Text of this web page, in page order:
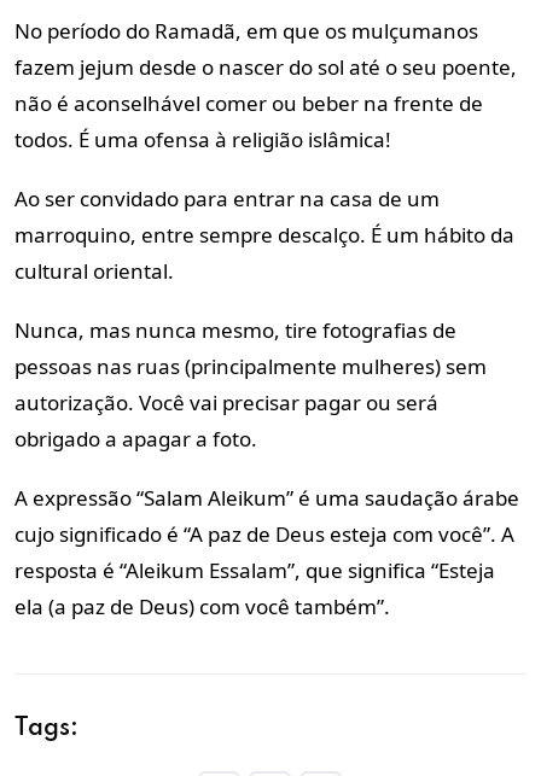
No período do Ramadã, em que os mulçumanos
fazem jejum desde o nascer do sol até o seu poente,
não é aconselhável comer ou beber na frente de
todos. É uma ofensa à religião islâmica!
Ao ser convidado para entrar na casa de um
marroquino, entre sempre descalço. É um hábito da
cultural oriental.
Nunca, mas nunca mesmo, tire fotografias de
pessoas nas ruas (principalmente mulheres) sem
autorização. Você vai precisar pagar ou será
obrigado a apagar a foto.
A expressão “Salam Aleikum” é uma saudação árabe
cujo significado é “A paz de Deus esteja com você”. A
resposta é “Aleikum Essalam”, que significa “Esteja
ela (a paz de Deus) com você também”.
Tags: